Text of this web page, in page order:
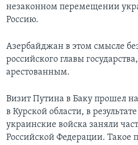
незаконном перемещении
Россию.
Азербайджан в этом смысле
российского главы
арестованным.
Визит Путина в Баку прошел
в Курской области, в
украинские войска заняли
Российской Федерации. Такое